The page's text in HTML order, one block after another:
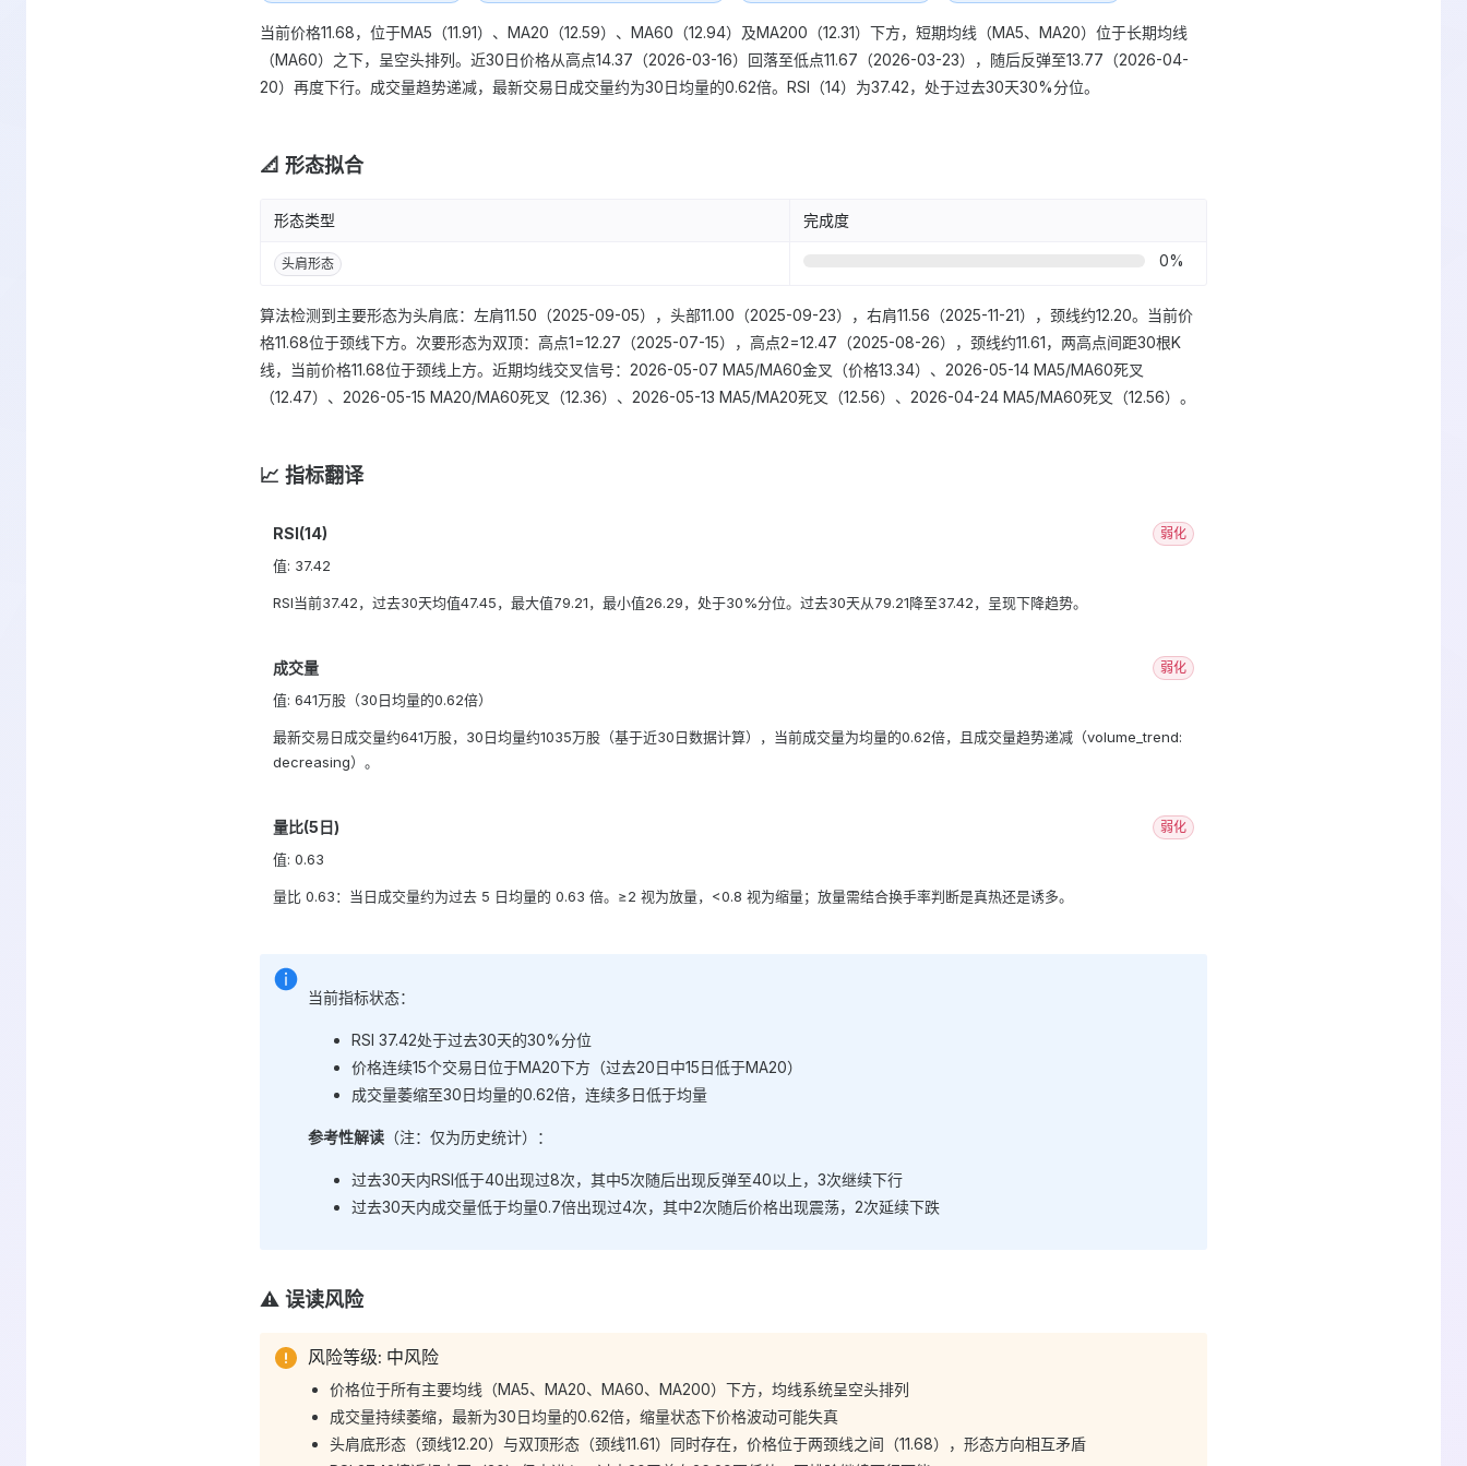
当前价格11.68，位于MA5（11.91）、MA20（12.59）、MA60（12.94）及MA200（12.31）下方，短期均线（MA5、MA20）位于长期均线
（MA60）之下，呈空头排列。近30日价格从高点14.37（2026-03-16）回落至低点11.67（2026-03-23），随后反弹至13.77（2026-04-
20）再度下行。成交量趋势递减，最新交易日成交量约为30日均量的0.62倍。RSI（14）为37.42，处于过去30天30%分位。
📐 形态拟合
形态类型 完成度
头肩形态 0%
算法检测到主要形态为头肩底：左肩11.50（2025-09-05），头部11.00（2025-09-23），右肩11.56（2025-11-21），颈线约12.20。当前价
格11.68位于颈线下方。次要形态为双顶：高点1=12.27（2025-07-15），高点2=12.47（2025-08-26），颈线约11.61，两高点间距30根K
线，当前价格11.68位于颈线上方。近期均线交叉信号：2026-05-07 MA5/MA60金叉（价格13.34）、2026-05-14 MA5/MA60死叉
（12.47）、2026-05-15 MA20/MA60死叉（12.36）、2026-05-13 MA5/MA20死叉（12.56）、2026-04-24 MA5/MA60死叉（12.56）。
📈 指标翻译
RSI(14) 弱化
值: 37.42
RSI当前37.42，过去30天均值47.45，最大值79.21，最小值26.29，处于30%分位。过去30天从79.21降至37.42，呈现下降趋势。
成交量 弱化
值: 641万股（30日均量的0.62倍）
最新交易日成交量约641万股，30日均量约1035万股（基于近30日数据计算），当前成交量为均量的0.62倍，且成交量趋势递减（volume_trend:
decreasing）。
量比(5日) 弱化
值: 0.63
量比 0.63：当日成交量约为过去 5 日均量的 0.63 倍。≥2 视为放量，<0.8 视为缩量；放量需结合换手率判断是真热还是诱多。
当前指标状态：
RSI 37.42处于过去30天的30%分位
价格连续15个交易日位于MA20下方（过去20日中15日低于MA20）
成交量萎缩至30日均量的0.62倍，连续多日低于均量
参考性解读 （注：仅为历史统计）：
过去30天内RSI低于40出现过8次，其中5次随后出现反弹至40以上，3次继续下行
过去30天内成交量低于均量0.7倍出现过4次，其中2次随后价格出现震荡，2次延续下跌
⚠️ 误读风险
风险等级: 中风险
价格位于所有主要均线（MA5、MA20、MA60、MA200）下方，均线系统呈空头排列
成交量持续萎缩，最新为30日均量的0.62倍，缩量状态下价格波动可能失真
头肩底形态（颈线12.20）与双顶形态（颈线11.61）同时存在，价格位于两颈线之间（11.68），形态方向相互矛盾